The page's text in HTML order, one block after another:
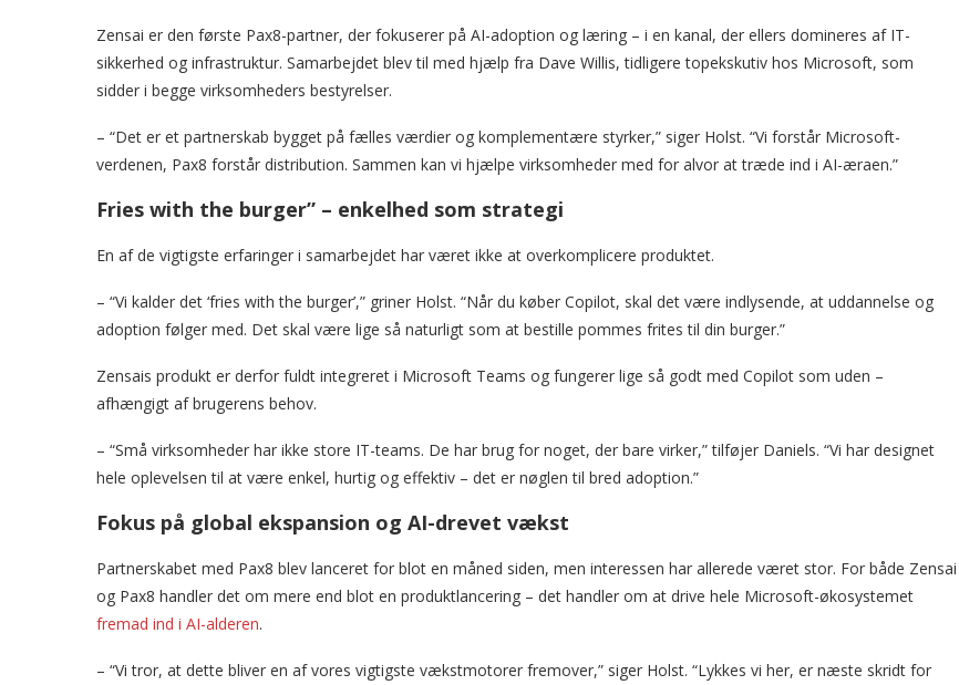
Zensai er den første Pax8-partner, der fokuserer på AI-adoption og læring – i en kanal, der ellers domineres af IT-
sikkerhed og infrastruktur. Samarbejdet blev til med hjælp fra Dave Willis, tidligere topekskutiv hos Microsoft, som
sidder i begge virksomheders bestyrelser.
– “Det er et partnerskab bygget på fælles værdier og komplementære styrker,” siger Holst. “Vi forstår Microsoft-
verdenen, Pax8 forstår distribution. Sammen kan vi hjælpe virksomheder med for alvor at træde ind i AI-æraen.”
Fries with the burger” – enkelhed som strategi
En af de vigtigste erfaringer i samarbejdet har været ikke at overkomplicere produktet.
– “Vi kalder det ‘fries with the burger’,” griner Holst. “Når du køber Copilot, skal det være indlysende, at uddannelse og
adoption følger med. Det skal være lige så naturligt som at bestille pommes frites til din burger.”
Zensais produkt er derfor fuldt integreret i Microsoft Teams og fungerer lige så godt med Copilot som uden –
afhængigt af brugerens behov.
– “Små virksomheder har ikke store IT-teams. De har brug for noget, der bare virker,” tilføjer Daniels. “Vi har designet
hele oplevelsen til at være enkel, hurtig og effektiv – det er nøglen til bred adoption.”
Fokus på global ekspansion og AI-drevet vækst
Partnerskabet med Pax8 blev lanceret for blot en måned siden, men interessen har allerede været stor. For både Zensai
og Pax8 handler det om mere end blot en produktlancering – det handler om at drive hele Microsoft-økosystemet
fremad ind i AI-alderen.
– “Vi tror, at dette bliver en af vores vigtigste vækstmotorer fremover,” siger Holst. “Lykkes vi her, er næste skridt for